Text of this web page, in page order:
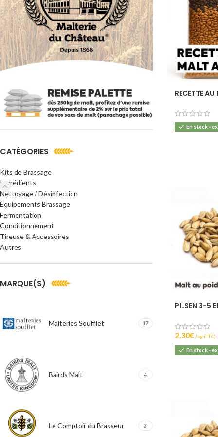
CATÉGORIES
Kits de Brassage
Ingrédients
Nettoyage / Désinfection
Équipements Brassage
Fermentation
Conditionnement
Tireuse & Accessoires
Autres
MARQUE(S)
Malteries Soufflet 17
Bairds Malt 4
Le Comptoir du Brasseur 3
RECETTE AU
En stock -
PILSEN 3-5
2,30€ (T.T.C).
En stock -